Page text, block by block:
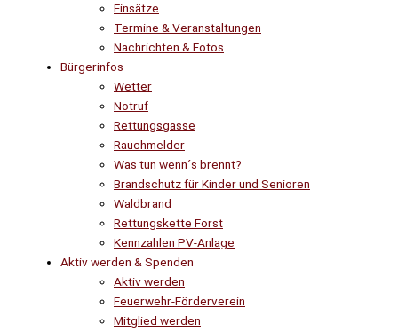
Einsätze
Termine & Veranstaltungen
Nachrichten & Fotos
Bürgerinfos
Wetter
Notruf
Rettungsgasse
Rauchmelder
Was tun wenn´s brennt?
Brandschutz für Kinder und Senioren
Waldbrand
Rettungskette Forst
Kennzahlen PV-Anlage
Aktiv werden & Spenden
Aktiv werden
Feuerwehr-Förderverein
Mitglied werden